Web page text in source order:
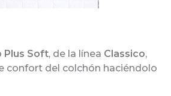
Plus Soft, de la línea Classico,
confort del colchón haciéndolo